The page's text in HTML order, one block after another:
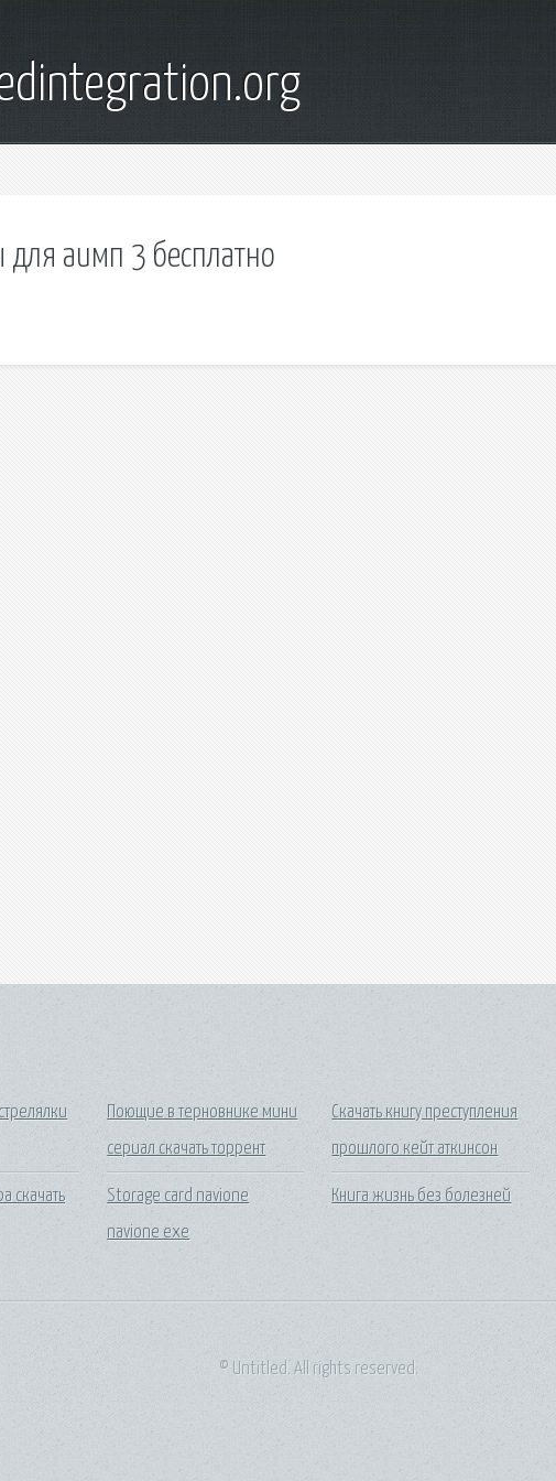
аимп 3 бесплатно
скачать
Поющие в терновнике мини
сериал скачать торрент
Storage card navione
navione exe
Скачать книгу преступления
прошлого кейт аткинсон
Книга жизнь без болезней
© Untitled. All rights reserved.